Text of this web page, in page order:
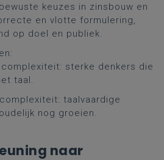
keuzes in zinsbouw en
en vlotte formulering,
op doel en publiek.
sterke denkers die
taal.
taalvaardige
nog groeien.
naar